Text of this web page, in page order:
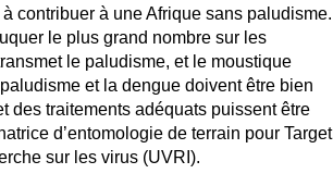
contribuer à une Afrique sans paludisme.
le plus grand nombre sur les
le paludisme, et le moustique
et la dengue doivent être bien
des traitements adéquats puissent être
d’entomologie de terrain pour Target
sur les virus (UVRI).